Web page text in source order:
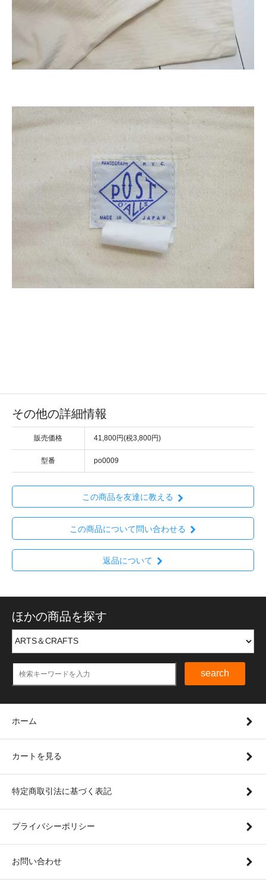
その他の詳細情報
販売価格 41,800円(税3,800円)
型番 po0009
この商品を友達に教える
この商品について問い合わせる
返品について
ほかの商品を探す
search
ホーム
カートを見る
特定商取引法に基づく表記
プライバシーポリシー
お問い合わせ